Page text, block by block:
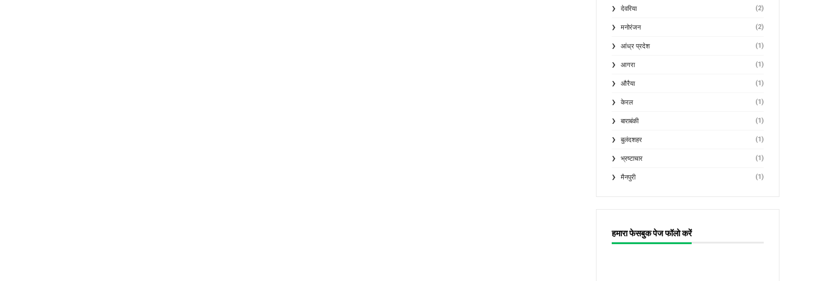
देवरिया (2)
मनोरंजन (2)
आंध्र प्रदेश (1)
आगरा (1)
औरैया (1)
केरल (1)
बाराबंकी (1)
बुलंदशहर (1)
भ्रष्टाचार (1)
मैनपुरी (1)
हमारा फेसबुक पेज फॉलो करें